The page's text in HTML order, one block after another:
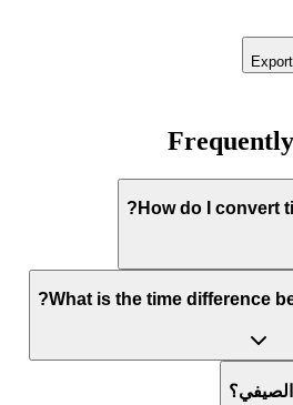
How do I convert
What is the time difference